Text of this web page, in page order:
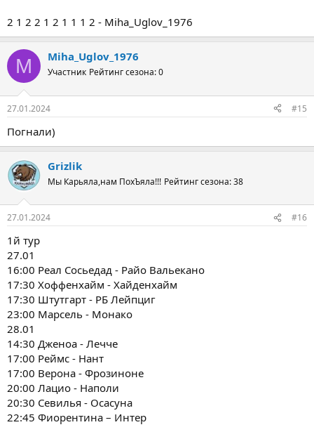
2 1 2 2 1 2 1 1 1 2 - Miha_Uglov_1976
M Miha_Uglov_1976
Участник Рейтинг сезона: 0
27.01.2024 #15
Погнали)
Grizlik
Мы Карьяла,нам ПохЪяла!!! Рейтинг сезона: 38
27.01.2024 #16
1й тур
27.01
16:00 Реал Сосьедад - Райо Вальекано
17:30 Хоффенхайм - Хайденхайм
17:30 Штутгарт - РБ Лейпциг
23:00 Марсель - Монако
28.01
14:30 Дженоа - Лечче
17:00 Реймс - Нант
17:00 Верона - Фрозиноне
20:00 Лацио - Наполи
20:30 Севилья - Осасуна
22:45 Фиорентина – Интер